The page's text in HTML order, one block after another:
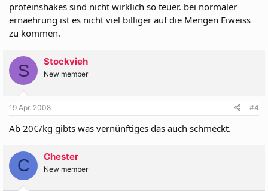
proteinshakes sind nicht wirklich so teuer. bei normaler
ernaehrung ist es nicht viel billiger auf die Mengen Eiweiss
zu kommen.
S Stockvieh
New member
19 Apr. 2008 #4
Ab 20€/kg gibts was vernünftiges das auch schmeckt.
C Chester
New member